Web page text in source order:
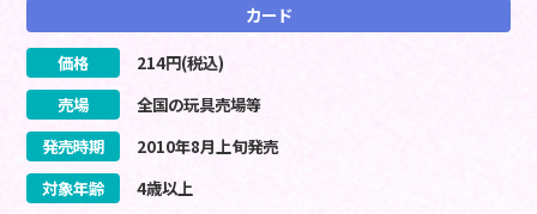
カード
価格 214円(税込)
売場
全国の玩具売場等
発売時期
2010年8月上旬発売
対象年齢
4歳以上